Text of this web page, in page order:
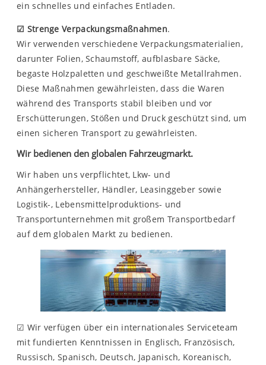
ein schnelles und einfaches Entladen.
☑ Strenge Verpackungsmaßnahmen.
Wir verwenden verschiedene Verpackungsmaterialien,
darunter Folien, Schaumstoff, aufblasbare Säcke,
begaste Holzpaletten und geschweißte Metallrahmen.
Diese Maßnahmen gewährleisten, dass die Waren
während des Transports stabil bleiben und vor
Erschütterungen, Stößen und Druck geschützt sind, um
einen sicheren Transport zu gewährleisten.
Wir bedienen den globalen Fahrzeugmarkt.
Wir haben uns verpflichtet, Lkw- und
Anhängerhersteller, Händler, Leasinggeber sowie
Logistik-, Lebensmittelproduktions- und
Transportunternehmen mit großem Transportbedarf
auf dem globalen Markt zu bedienen.
☑ Wir verfügen über ein internationales Serviceteam
mit fundierten Kenntnissen in Englisch, Französisch,
Russisch, Spanisch, Deutsch, Japanisch, Koreanisch,